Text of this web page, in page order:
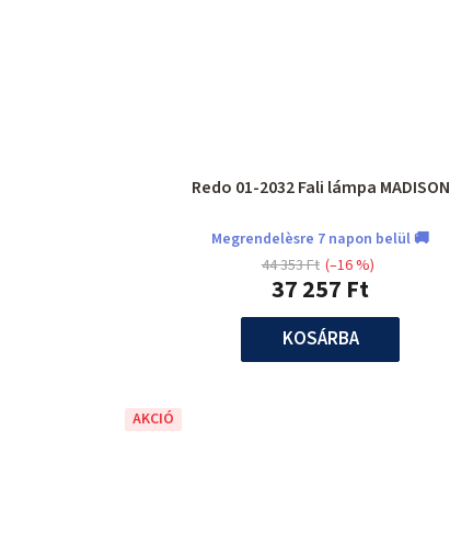
Redo 01-2032 Fali lámpa MADISON
Megrendelèsre 7 napon belül 🚚
37 257 Ft
44 353 Ft (–16 %)
KOSÁRBA
AKCIÓ